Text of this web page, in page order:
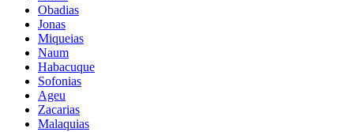
Obadias
Jonas
Miqueias
Naum
Habacuque
Sofonias
Ageu
Zacarias
Malaquias